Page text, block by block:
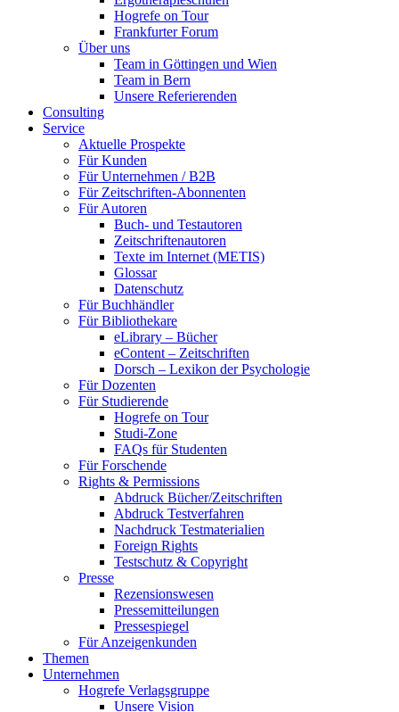
Hogrefe on Tour
Frankfurter Forum
Über uns
Team in Göttingen und Wien
Team in Bern
Unsere Referierenden
Consulting
Service
Aktuelle Prospekte
Für Kunden
Für Unternehmen / B2B
Für Zeitschriften-Abonnenten
Für Autoren
Buch- und Testautoren
Zeitschriftenautoren
Texte im Internet (METIS)
Glossar
Datenschutz
Für Buchhändler
Für Bibliothekare
eLibrary – Bücher
eContent – Zeitschriften
Dorsch – Lexikon der Psychologie
Für Dozenten
Für Studierende
Hogrefe on Tour
Studi-Zone
FAQs für Studenten
Für Forschende
Rights & Permissions
Abdruck Bücher/Zeitschriften
Abdruck Testverfahren
Nachdruck Testmaterialien
Foreign Rights
Testschutz & Copyright
Presse
Rezensionswesen
Pressemitteilungen
Pressespiegel
Für Anzeigenkunden
Themen
Unternehmen
Hogrefe Verlagsgruppe
Unsere Vision